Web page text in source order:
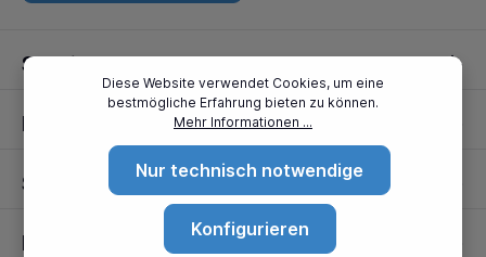
Partner
Standorte
Service
Informationen
Diese Website verwendet Cookies, um eine
bestmögliche Erfahrung bieten zu können.
Mehr Informationen ...
Nur technisch notwendige
Konfigurieren